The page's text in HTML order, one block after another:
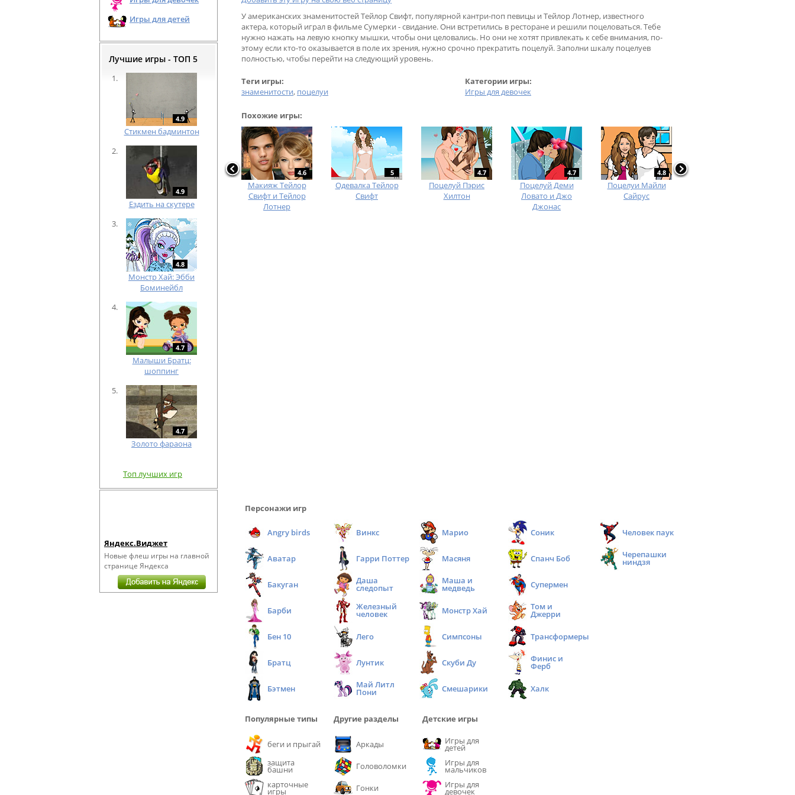
Игры для детей
Лучшие игры - ТОП 5
4.9
Cтикмен бадминтон
4.9
Ездить на скутере
4.8
Монстр Хай: Эбби
Боминейбл
4.7
Малыши Братц:
шоппинг
4.7
Золото фараона
Топ лучших игр
Яндекс.Виджет
Новые флеш игры на главной
странице Яндекса
У американских знаменитостей Тейлор Свифт, популярной кантри-поп певицы и Тейлор Лотнер, известного
актера, который играл в фильме Сумерки - свидание. Они встретились в ресторане и решили поцеловаться. Тебе
нужно нажать на левую кнопку мышки, чтобы они целовались. Но они не хотят привлекать к себе внимания, по-
этому если кто-то оказывается в поле их зрения, нужно срочно прекратить поцелуй. Заполни шкалу поцелуев
полностью, чтобы перейти на следующий уровень.
Теги игры:
Категории игры:
знаменитости, поцелуи Игры для девочек
Похожие игры:
4.6
Макияж Тейлор
Свифт и Тейлор
Лотнер
5
Одевалка Тейлор
Свифт
4.7
Поцелуй Пэрис
Хилтон
4.7
Поцелуй Деми
Ловато и Джо
Джонас
4.8
Поцелуи Майли
Сайрус
Персонажи игр
Angry birds
Аватар
Бакуган
Барби
Бен 10
Братц
Бэтмен
Винкс
Гарри Поттер
Даша
следопыт
Железный
человек
Лего
Лунтик
Май Литл
Пони
Марио
Масяня
Маша и
медведь
Монстр Хай
Симпсоны
Скуби Ду
Смешарики
Соник
Спанч Боб
Супермен
Том и
Джерри
Трансформеры
Финис и
Ферб
Халк
Человек паук
Черепашки
ниндзя
Популярные типы
беги и прыгай
защита
башни
карточные
игры
Другие разделы
Аркады
Головоломки
Гонки
Детские игры
Игры для
детей
Игры для
мальчиков
Игры для
девочек